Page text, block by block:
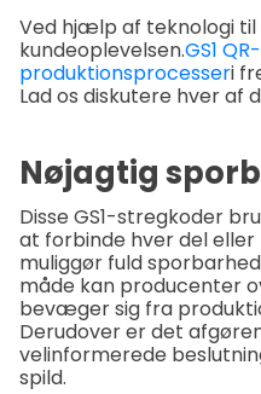
Ved hjælp af teknologi
kundeoplevelsen.GS1
produktionsprocesseri
Lad os diskutere hver af
Nøjagtig
Disse GS1-stregkoder
at forbinde hver del
muliggør fuld
måde kan producenter
bevæger sig fra
Derudover er det
velinformerede
spild.